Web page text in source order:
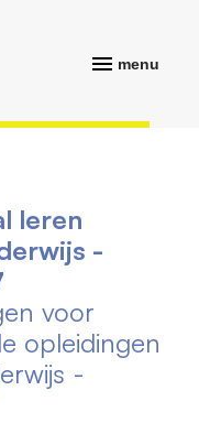
menu
leren
-
voor
opleidingen
-